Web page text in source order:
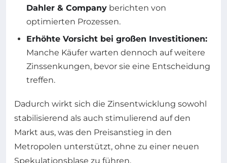
Dahler & Company berichten von
optimierten Prozessen.
Erhöhte Vorsicht bei großen Investitionen:
Manche Käufer warten dennoch auf weitere
Zinssenkungen, bevor sie eine Entscheidung
treffen.
Dadurch wirkt sich die Zinsentwicklung sowohl
stabilisierend als auch stimulierend auf den
Markt aus, was den Preisanstieg in den
Metropolen unterstützt, ohne zu einer neuen
Spekulationsblase zu führen.